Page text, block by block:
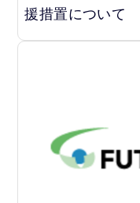
援措置について